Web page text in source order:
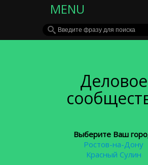
MENU
Деловое
Выберите Ваш
Ростов-на-Дону
Красный Сулин